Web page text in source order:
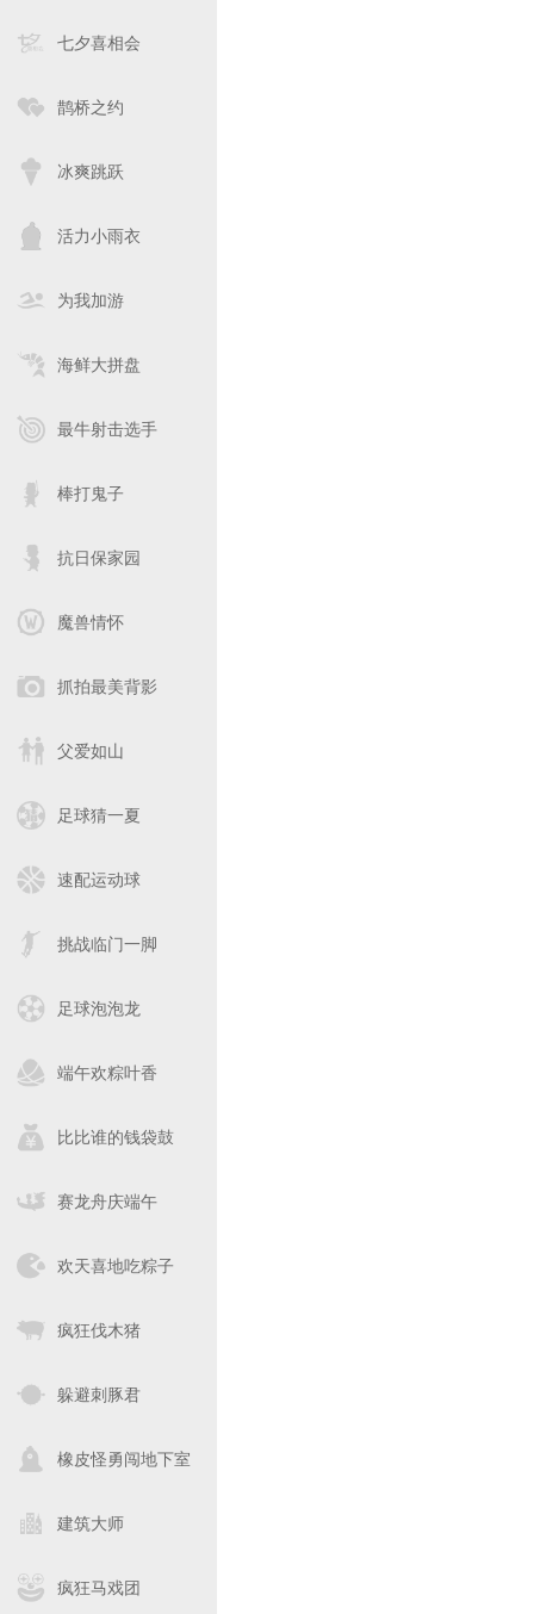
七夕喜相会
鹊桥之约
冰爽跳跃
活力小雨衣
为我加游
海鲜大拼盘
最牛射击选手
棒打鬼子
抗日保家园
魔兽情怀
抓拍最美背影
父爱如山
足球猜一夏
速配运动球
挑战临门一脚
足球泡泡龙
端午欢粽叶香
比比谁的钱袋鼓
赛龙舟庆端午
欢天喜地吃粽子
疯狂伐木猪
躲避刺豚君
橡皮怪勇闯地下室
建筑大师
疯狂马戏团